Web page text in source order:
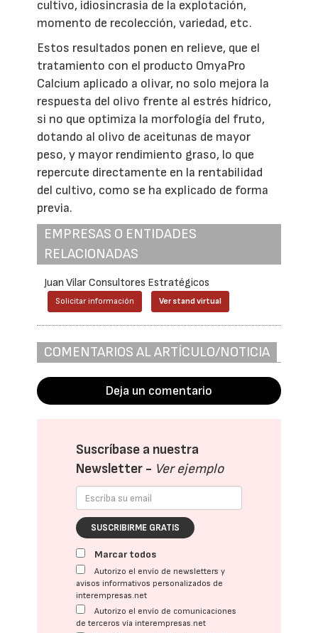
cultivo, idiosincrasia de la explotación,
momento de recolección, variedad, etc.
Estos resultados ponen en relieve, que el
tratamiento con el producto OmyaPro
Calcium aplicado a olivar, no solo mejora la
respuesta del olivo frente al estrés hídrico,
si no que optimiza la morfología del fruto,
dotando al olivo de aceitunas de mayor
peso, y mayor rendimiento graso, lo que
repercute directamente en la rentabilidad
del cultivo, como se ha explicado de forma
previa.
EMPRESAS O ENTIDADES
RELACIONADAS
Juan Vilar Consultores Estratégicos
Solicitar información Ver stand virtual
COMENTARIOS AL ARTÍCULO/NOTICIA
Deja un comentario
Suscríbase a nuestra
Newsletter - Ver ejemplo
SUSCRIBIRME GRATIS
Marcar todos
Autorizo el envío de newsletters y
avisos informativos personalizados de
interempresas.net
Autorizo el envío de comunicaciones
de terceros vía interempresas.net